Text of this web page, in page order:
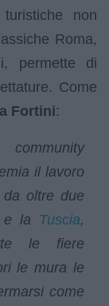
non
Roma,
permette di
Come
Fortini:
il lavoro
oltre due
e la Tuscia,
le fiere
le mura le
come